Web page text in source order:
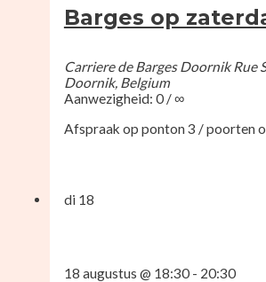
Barges op
Carriere de Barges DoornikRue
Doornik, Belgium
Aanwezigheid: 0 / ∞
Afspraak op ponton 3 / poorten
di 18
18 augustus @ 18:30- 20:30